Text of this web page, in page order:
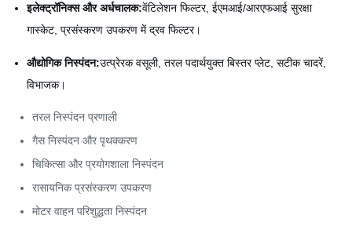
इलेक्ट्रॉनिक्स और अर्धचालक:वेंटिलेशन फिल्टर, ईएमआई/आरएफआई सुरक्षा
गास्केट, प्रसंस्करण उपकरण में द्रव फिल्टर।
औद्योगिक निस्पंदन:उत्प्रेरक वसूली, तरल पदार्थयुक्त बिस्तर प्लेट, सटीक चादरें,
विभाजक।
तरल निस्पंदन प्रणाली
गैस निस्पंदन और पृथक्करण
चिकित्सा और प्रयोगशाला निस्पंदन
रासायनिक प्रसंस्करण उपकरण
मोटर वाहन परिशुद्धता निस्पंदन